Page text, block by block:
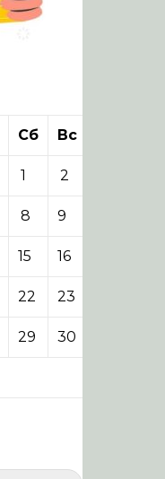
Сб Вс
1 2
8 9
15 16
22 23
29 30